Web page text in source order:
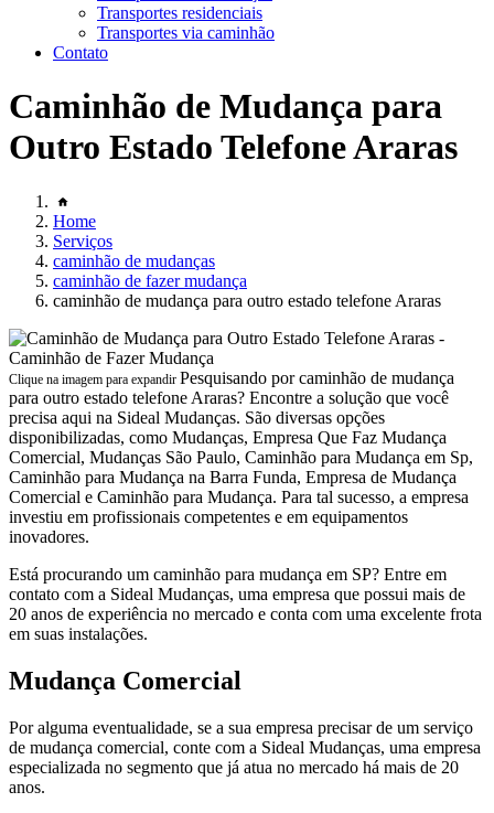
Transportes residenciais
Transportes via caminhão
Contato
Caminhão de Mudança para
Outro Estado Telefone Araras
Home
Serviços
caminhão de mudanças
caminhão de fazer mudança
caminhão de mudança para outro estado telefone Araras
Clique na imagem para expandir Pesquisando por caminhão de mudança
para outro estado telefone Araras? Encontre a solução que você
precisa aqui na Sideal Mudanças. São diversas opções
disponibilizadas, como Mudanças, Empresa Que Faz Mudança
Comercial, Mudanças São Paulo, Caminhão para Mudança em Sp,
Caminhão para Mudança na Barra Funda, Empresa de Mudança
Comercial e Caminhão para Mudança. Para tal sucesso, a empresa
investiu em profissionais competentes e em equipamentos
inovadores.
Está procurando um caminhão para mudança em SP? Entre em
contato com a Sideal Mudanças, uma empresa que possui mais de
20 anos de experiência no mercado e conta com uma excelente frota
em suas instalações.
Mudança Comercial
Por alguma eventualidade, se a sua empresa precisar de um serviço
de mudança comercial, conte com a Sideal Mudanças, uma empresa
especializada no segmento que já atua no mercado há mais de 20
anos.